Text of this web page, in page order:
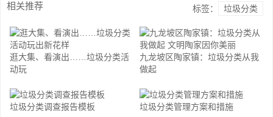
相关推荐 标签： 垃圾分类
逛大集、看演出……垃圾分类活
动玩
九龙坡区陶家镇：垃圾分类从我
做起
垃圾分类调查报告模板 垃圾分类管理方案和措施